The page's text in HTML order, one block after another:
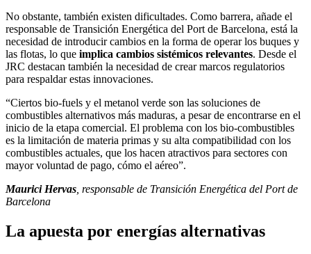
No obstante, también existen dificultades. Como barrera, añade el
responsable de Transición Energética del Port de Barcelona, está la
necesidad de introducir cambios en la forma de operar los buques y
las flotas, lo que implica cambios sistémicos relevantes. Desde el
JRC destacan también la necesidad de crear marcos regulatorios
para respaldar estas innovaciones.
“Ciertos bio-fuels y el metanol verde son las soluciones de
combustibles alternativos más maduras, a pesar de encontrarse en el
inicio de la etapa comercial. El problema con los bio-combustibles
es la limitación de materia primas y su alta compatibilidad con los
combustibles actuales, que los hacen atractivos para sectores con
mayor voluntad de pago, cómo el aéreo”.
Maurici Hervas responsable de Transición Energética del Port de
Barcelona
La apuesta por energías alternativas